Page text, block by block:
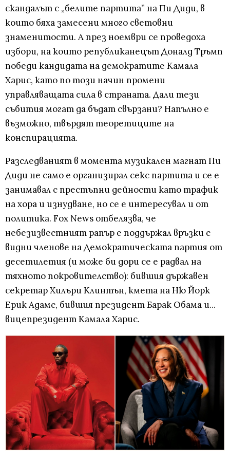
скандалът с „белите партита” на Пи Диди, в
които бяха замесени много световни
знаменитости. А през ноември се проведоха
избори, на които републиканецът Доналд Тръмп
победи кандидата на демократите Камала
Харис, като по този начин промени
управляващата сила в страната. Дали тези
събития могат да бъдат свързани? Напълно е
възможно, твърдят теоретиците на
конспирацията.
Разследваният в момента музикален магнат Пи
Диди не само е организирал секс партита и се е
занимавал с престъпни дейности като трафик
на хора и изнудване, но се е интересувал и от
политика. Fox News отбелязва, че
небезизвестният рапър е поддържал връзки с
видни членове на Демократическата партия от
десетилетия (и може би дори се е радвал на
тяхното покровителство): бившия държавен
секретар Хилъри Клинтън, кмета на Ню Йорк
Ерик Адамс, бившия президент Барак Обама и...
вицепрезидент Камала Харис.